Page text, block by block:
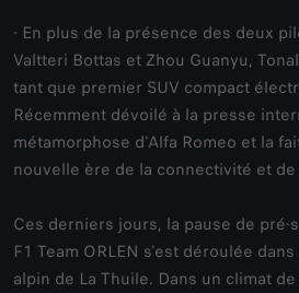
- En plus de la présence des deux
Valtteri Bottas et Zhou Guanyu,
tant que premier SUV compact
Récemment dévoilé à la presse
métamorphose d'Alfa Romeo et la
nouvelle ère de la connectivité et
Ces derniers jours, la pause de pré-
F1 Team ORLEN s'est déroulée
alpin de La Thuile. Dans un climat